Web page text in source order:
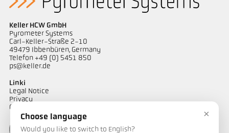
Rysunek wymiarowy PK 73-K003
Keller HCW GmbH
Pyrometer Systems
Carl-Keller-Straße 2-10
49479 Ibbenbüren, Germany
Telefon +49 (0) 5451 850
ps@keller.de
Linki
Legal Notice
Privacy
GTC
×
Choose language
Would you like to switch to English?